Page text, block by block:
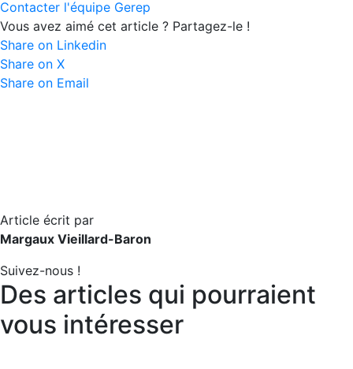
Contacter l'équipe Gerep
Vous avez aimé cet article ? Partagez-le !
Share on Linkedin
Share on X
Share on Email
Article écrit par
Margaux Vieillard-Baron
Suivez-nous !
Des articles qui pourraient
vous intéresser